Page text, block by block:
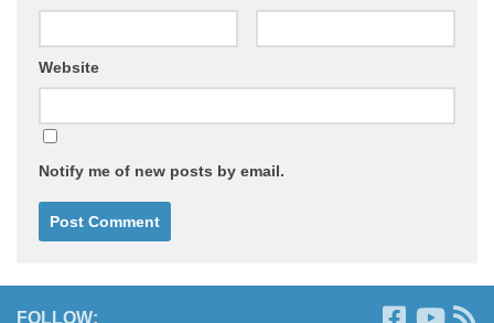
Website
Notify me of new posts by email.
FOLLOW: